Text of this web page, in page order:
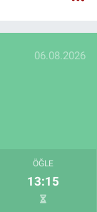
06.08.2026
ÖĞLE
13:15